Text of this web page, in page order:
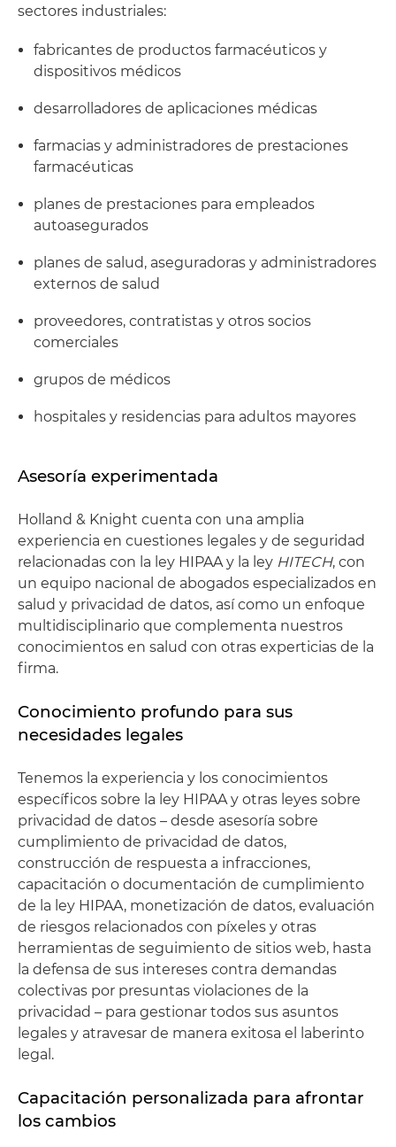
sectores industriales:
fabricantes de productos farmacéuticos y
dispositivos médicos
desarrolladores de aplicaciones médicas
farmacias y administradores de prestaciones
farmacéuticas
planes de prestaciones para empleados
autoasegurados
planes de salud, aseguradoras y administradores
externos de salud
proveedores, contratistas y otros socios
comerciales
grupos de médicos
hospitales y residencias para adultos mayores
Asesoría experimentada
Holland & Knight cuenta con una amplia
experiencia en cuestiones legales y de seguridad
relacionadas con la ley HIPAA y la ley HITECH, con
un equipo nacional de abogados especializados en
salud y privacidad de datos, así como un enfoque
multidisciplinario que complementa nuestros
conocimientos en salud con otras experticias de la
firma.
Conocimiento profundo para sus
necesidades legales
Tenemos la experiencia y los conocimientos
específicos sobre la ley HIPAA y otras leyes sobre
privacidad de datos – desde asesoría sobre
cumplimiento de privacidad de datos,
construcción de respuesta a infracciones,
capacitación o documentación de cumplimiento
de la ley HIPAA, monetización de datos, evaluación
de riesgos relacionados con píxeles y otras
herramientas de seguimiento de sitios web, hasta
la defensa de sus intereses contra demandas
colectivas por presuntas violaciones de la
privacidad – para gestionar todos sus asuntos
legales y atravesar de manera exitosa el laberinto
legal.
Capacitación personalizada para afrontar
los cambios